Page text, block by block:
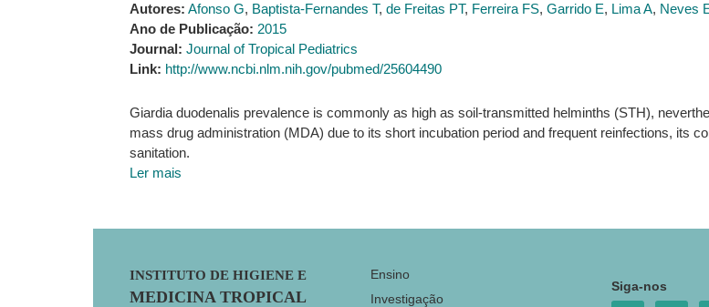
Autores: Afonso G, Baptista-Fernandes T, de Freitas PT, Ferreira FS, Garrido E, Lima A, Neves
Ano de Publicação: 2015
Journal: Journal of Tropical Pediatrics
Link: http://www.ncbi.nlm.nih.gov/pubmed/25604490
Giardia duodenalis prevalence is commonly as high as soil-transmitted helminths (STH),
mass drug administration (MDA) due to its short incubation period and frequent reinfections, its
sanitation.
Ler mais
Footer
INSTITUTO DE HIGIENE E
MEDICINA TROPICAL
Ensino
Investigação
Siga-nos